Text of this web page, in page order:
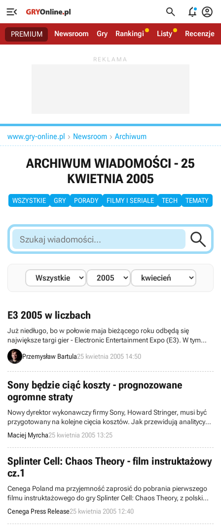
   
PREMIUM Newsroom Gry Rankingi Listy Recenzje
www.gry-online.pl  Newsroom  Archiwum
ARCHIWUM WIADOMOŚCI - 25
KWIETNIA 2005
WSZYSTKIE GRY PORADY FILMY I SERIALE TECH TEMATY
Szukaj
wiadomości...

E3 2005 w liczbach
Już niedługo, bo w połowie maja bieżącego roku odbędą się
największe targi gier - Electronic Entertainment Expo (E3). W tym
roku wydają się być one jeszcze bardziej atrakcyjne i istotne,
ponieważ to właśnie na nich mają zostać po raz pierwszy pokazane
przeprowadzanej wśród wystawców, na targach pokazana
zostanie także ogromna liczna nowych produktów.
Przemysław Bartula25 kwietnia 2005 14:50
Sony będzie ciąć koszty - prognozowane
ogromne straty
Nowy dyrektor wykonawczy firmy Sony, Howard Stringer, musi być
przygotowany na kolejne cięcia kosztów. Jak przewidują analitycy
rynku (patrz raport Bloomberga), w kwartale zakończonym 31
marca firma zanotowała największe od dwóch lat straty,
szacowane na 506 milionów Euro!
Maciej Myrcha25 kwietnia 2005 13:25
Splinter Cell: Chaos Theory - film instruktażowy
cz.1
Cenega Poland ma przyjemność zaprosić do pobrania pierwszego
filmu instruktażowego do gry Splinter Cell: Chaos Theory, z polskim
komentarzem Mirosława Baki.
Cenega Press Release25 kwietnia 2005 12:40